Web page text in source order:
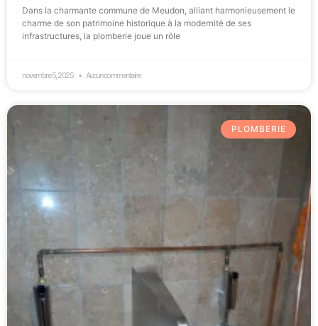
Dans la charmante commune de Meudon, alliant harmonieusement le
charme de son patrimoine historique à la modernité de ses
infrastructures, la plomberie joue un rôle
novembre 5, 2025 Aucun commentaire
PLOMBERIE